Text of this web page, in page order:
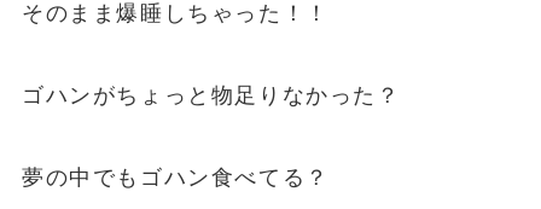
そのまま爆睡しちゃった！！
ゴハンがちょっと物足りなかった？
夢の中でもゴハン食べてる？